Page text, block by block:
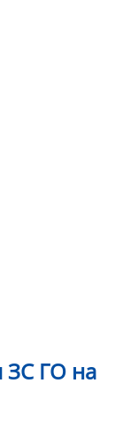
ЗС ГО на